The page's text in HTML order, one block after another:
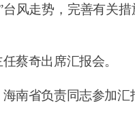
台风走势，完善有关
蔡奇出席汇报会。
南省负责同志参加汇